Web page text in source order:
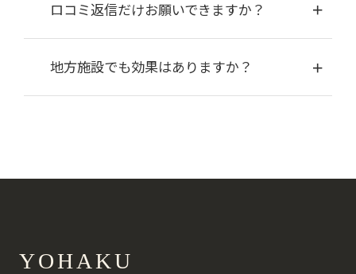
ロコミ返信だけお願いできますか？
地方施設でも効果はありますか？
YOHAKU